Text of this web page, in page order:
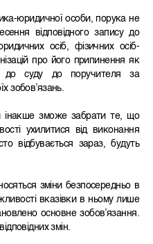
юридичної особи, порука не
відповідного запису до
осіб, фізичних осіб-
про його припинення як
до суду до поручителя за
зобов’язань.
інакше зможе забрати те, що
ухилитися від виконання
відбувається зараз, будуть
зміни безпосередньо в
вказівки в ньому лише
основне зобов’язання.
змін.